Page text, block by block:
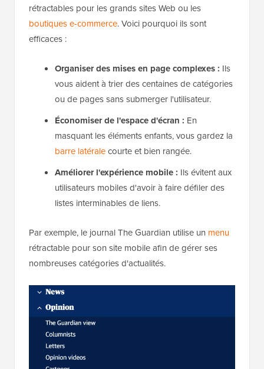
rétractables pour les grands sites Web ou les
boutiques e-commerce. Voici pourquoi ils sont
efficaces :
Organiser des mises en page complexes : Ils
vous aident à trier des centaines de catégories
ou de pages sans submerger l'utilisateur.
Économiser de l'espace d'écran : En
masquant les éléments enfants, vous gardez la
barre latéralecourte et bien rangée.
Améliorer l'expérience mobile : Ils évitent aux
utilisateurs mobiles d'avoir à faire défiler des
listes interminables de liens.
Par exemple, le journal The Guardian utilise un menu
rétractable pour son site mobile afin de gérer ses
nombreuses catégories d'actualités.